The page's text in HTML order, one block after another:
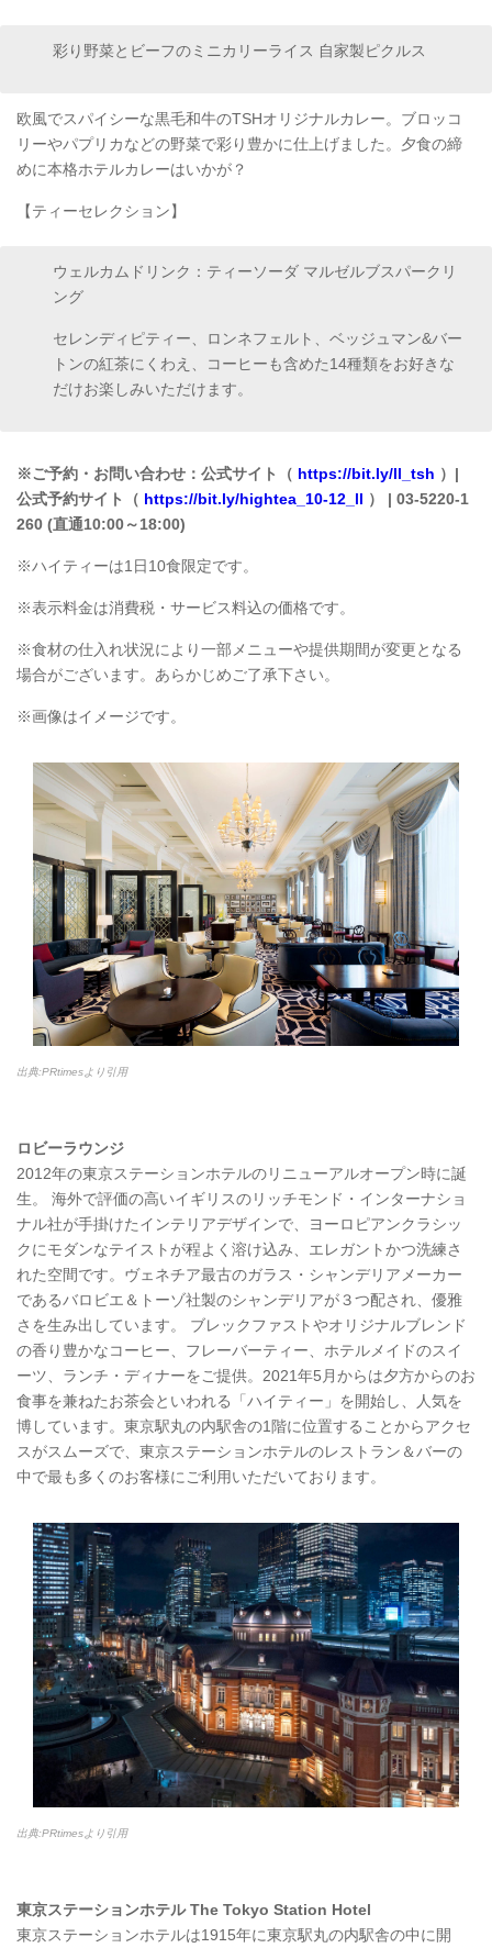
彩り野菜とビーフのミニカリーライス 自家製ピクルス
欧風でスパイシーな黒毛和牛のTSHオリジナルカレー。ブロッコ
リーやパプリカなどの野菜で彩り豊かに仕上げました。夕食の締
めに本格ホテルカレーはいかが？
【ティーセレクション】
ウェルカムドリンク：ティーソーダ マルゼルブスパークリ
ング
セレンディピティー、ロンネフェルト、ベッジュマン&バー
トンの紅茶にくわえ、コーヒーも含めた14種類をお好きな
だけお楽しみいただけます。
※ご予約・お問い合わせ：公式サイト（ https://bit.ly/ll_tsh ）|
公式予約サイト（ https://bit.ly/hightea_10-12_ll ） | 03-5220-1
260 (直通10:00～18:00)
※ハイティーは1日10食限定です。
※表示料金は消費税・サービス料込の価格です。
※食材の仕入れ状況により一部メニューや提供期間が変更となる
場合がございます。あらかじめご了承下さい。
※画像はイメージです。
出典:PRtimesより引用
ロビーラウンジ
2012年の東京ステーションホテルのリニューアルオープン時に誕
生。 海外で評価の高いイギリスのリッチモンド・インターナショ
ナル社が手掛けたインテリアデザインで、ヨーロピアンクラシッ
クにモダンなテイストが程よく溶け込み、エレガントかつ洗練さ
れた空間です。ヴェネチア最古のガラス・シャンデリアメーカー
であるバロビエ＆トーゾ社製のシャンデリアが３つ配され、優雅
さを生み出しています。 ブレックファストやオリジナルブレンド
の香り豊かなコーヒー、フレーバーティー、ホテルメイドのスイ
ーツ、ランチ・ディナーをご提供。2021年5月からは夕方からのお
食事を兼ねたお茶会といわれる「ハイティー」を開始し、人気を
博しています。東京駅丸の内駅舎の1階に位置することからアクセ
スがスムーズで、東京ステーションホテルのレストラン＆バーの
中で最も多くのお客様にご利用いただいております。
出典:PRtimesより引用
東京ステーションホテル The Tokyo Station Hotel
東京ステーションホテルは1915年に東京駅丸の内駅舎の中に開